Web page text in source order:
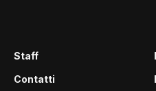
Staff
Contatti